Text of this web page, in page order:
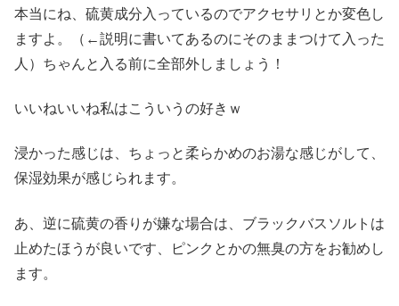
本当にね、硫黄成分入っているのでアクセサリとか変色し
ますよ。（←説明に書いてあるのにそのままつけて入った
人）ちゃんと入る前に全部外しましょう！
いいねいいね私はこういうの好きｗ
浸かった感じは、ちょっと柔らかめのお湯な感じがして、
保湿効果が感じられます。
あ、逆に硫黄の香りが嫌な場合は、ブラックバスソルトは
止めたほうが良いです、ピンクとかの無臭の方をお勧めし
ます。